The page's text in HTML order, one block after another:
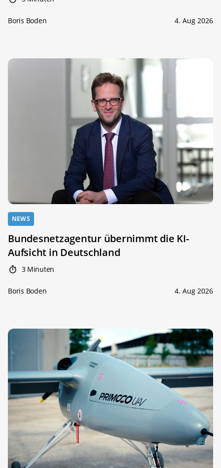
Boris Boden 4. Aug 2026
NEWS
Bundesnetzagentur übernimmt die KI-
Aufsicht in Deutschland
3 Minuten
Boris Boden 4. Aug 2026